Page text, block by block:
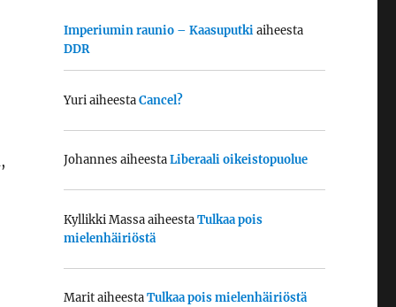
Imperiumin raunio – Kaasuputkiaiheesta
DDR
YuriaiheestaCancel?
Johannes aiheestaLiberaali oikeistopuolue
Kyllikki MassaaiheestaTulkaa pois
mielenhäiriöstä
MaritaiheestaTulkaa pois mielenhäiriöstä